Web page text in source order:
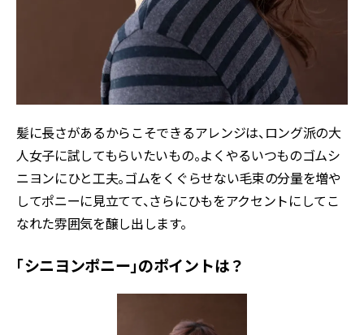
髪に長さがあるからこそできるアレンジは、ロング派の大
人女子に試してもらいたいもの。よくやるいつものゴムシ
ニヨンにひと工夫。ゴムをくぐらせない毛束の分量を増や
してポニーに見立てて、さらにひもをアクセントにしてこ
なれた雰囲気を醸し出します。
「シニヨンポニー」のポイントは？